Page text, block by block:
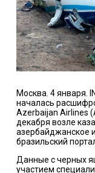
Москва. 4 января.
началась
Azerbaijan Airlines
декабря возле
азербайджанское
бразильский портал
Данные с черных
участием